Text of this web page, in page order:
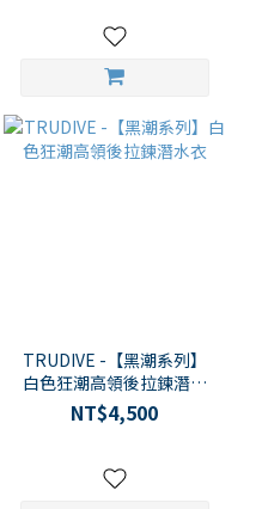
TRUDIVE -【黑潮系列】
白色狂潮高領後拉鍊潛水
衣
NT$4,500